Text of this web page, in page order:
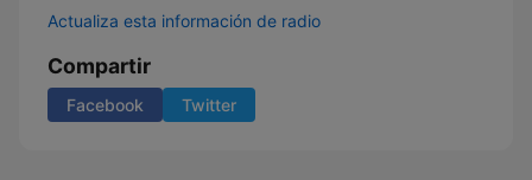
Actualiza esta información de radio
Compartir
Facebook Twitter